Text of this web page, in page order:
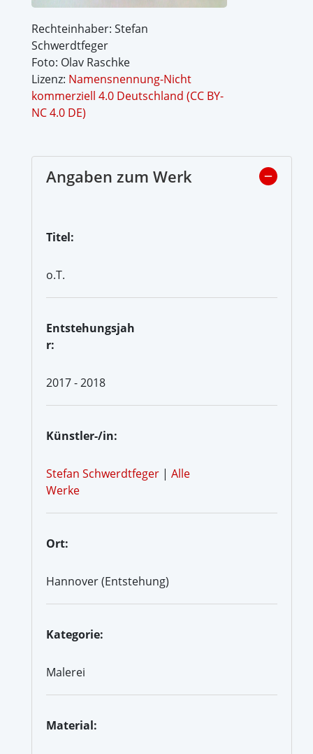
Rechteinhaber: Stefan
Schwerdtfeger
Foto: Olav Raschke
Lizenz: Namensnennung-Nicht
kommerziell 4.0 Deutschland (CC BY-
NC 4.0 DE)
Angaben zum Werk
Titel:
o.T.
Entstehungsjah
r:
2017 - 2018
Künstler-/in:
Stefan Schwerdtfeger | Alle
Werke
Ort:
Hannover (Entstehung)
Kategorie:
Malerei
Material: